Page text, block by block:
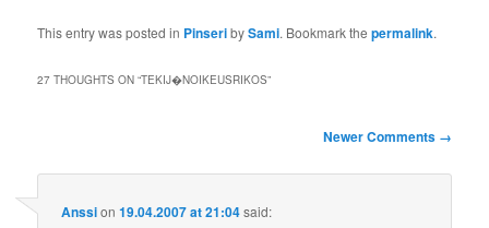
This entry was posted in PinseribySami. Bookmark thepermalink.
27 THOUGHTS ON “TEKIJ�NOIKEUSRIKOS”
Newer Comments →
Anssion19.04.2007 at 21:04said: